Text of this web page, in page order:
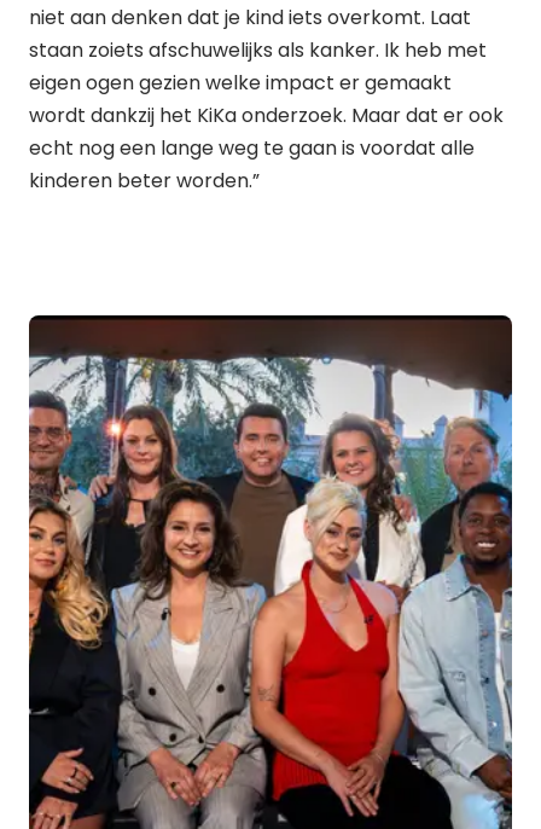
niet aan denken dat je kind iets overkomt. Laat
staan zoiets afschuwelijks als kanker. Ik heb met
eigen ogen gezien welke impact er gemaakt
wordt dankzij het KiKa onderzoek. Maar dat er ook
echt nog een lange weg te gaan is voordat alle
kinderen beter worden.”